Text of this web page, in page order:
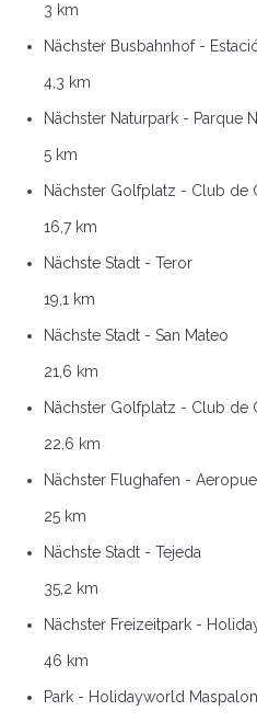
3 km
Nächster Busbahnhof -
4,3 km
Nächster Naturpark - Parque
5 km
Nächster Golfplatz - Club de
16,7 km
Nächste Stadt - Teror
19,1 km
Nächste Stadt - San Mateo
21,6 km
Nächster Golfplatz - Club de
22,6 km
Nächster Flughafen -
25 km
Nächste Stadt - Tejeda
35,2 km
Nächster Freizeitpark -
46 km
Park - Holidayworld